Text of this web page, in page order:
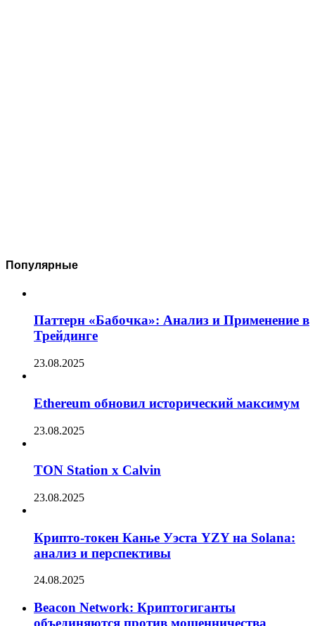
Популярные
Паттерн «Бабочка»: Анализ и Применение в
Трейдинге
23.08.2025
Ethereum обновил исторический максимум
23.08.2025
TON Station x Calvin
23.08.2025
Крипто-токен Канье Уэста YZY на Solana:
анализ и перспективы
24.08.2025
Beacon Network: Криптогиганты
объединяются против мошенничества